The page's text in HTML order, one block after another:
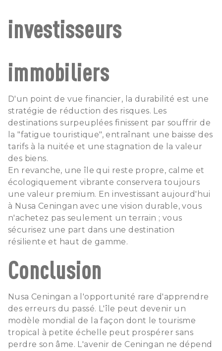
investisseurs
immobiliers
D'un point de vue financier, la durabilité est une
stratégie de réduction des risques. Les
destinations surpeuplées finissent par souffrir de
la "fatigue touristique", entraînant une baisse des
tarifs à la nuitée et une stagnation de la valeur
des biens.
En revanche, une île qui reste propre, calme et
écologiquement vibrante conservera toujours
une valeur premium. En investissant aujourd'hui
à Nusa Ceningan avec une vision durable, vous
n'achetez pas seulement un terrain ; vous
sécurisez une part dans une destination
résiliente et haut de gamme.
Conclusion
Nusa Ceningan a l'opportunité rare d'apprendre
des erreurs du passé. L'île peut devenir un
modèle mondial de la façon dont le tourisme
tropical à petite échelle peut prospérer sans
perdre son âme. L'avenir de Ceningan ne dépend